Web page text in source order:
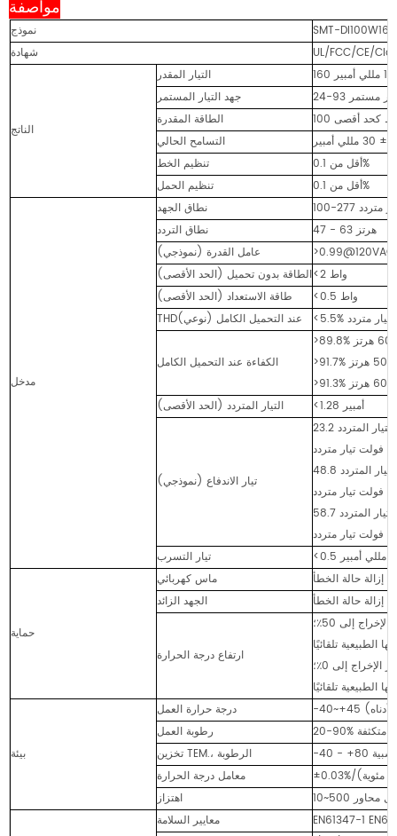
مواصفة
نموذج
SMT-
شهادة
UL/FCC/CE/
الناتج
التيار المقدر
جهد التيار المستمر
تيار مستمر
الطاقة المقدرة
واط كحد أقصى
التسامح الحالي
أمبير
تنظيم الخط
أقل من 0.1%
تنظيم الحمل
أقل من 0.1%
مدخل
نطاق الجهد
تيار متردد
نطاق التردد
47 - 63 هرتز
عامل القدرة (نموذجي)
الطاقة بدون تحميل (الحد الأقصى)
<2 واط
طاقة الاستعداد (الحد الأقصى)
<0.5 واط
THD(نوعي) عند التحميل الكامل
الكفاءة عند التحميل الكامل
التيار المتردد (الحد الأقصى) <1.28 أمبير
تيار الاندفاع (نموذجي)
23.2 أمبير، 398 ميكرومتر عند 50% من ذروة التيار المتردد
48.8 أمبير، 171 ميكرومتر عند 50% من ذروة التيار المتردد
58.7 أمبير، 404 ميكرومتر عند 50% من ذروة التيار المتردد
تيار التسرب
<0.5 مللي أمبير
حماية
ماس كهربائي
إزالة حالة الخطأ
الجهد الزائد
إزالة حالة الخطأ
ارتفاع درجة الحرارة
بيئة
درجة حرارة العمل
أدناه)
رطوبة العمل
متكثفة
تخزين TEM.، الرطوبة
معامل درجة الحرارة
اهتزاز
معايير السلامة